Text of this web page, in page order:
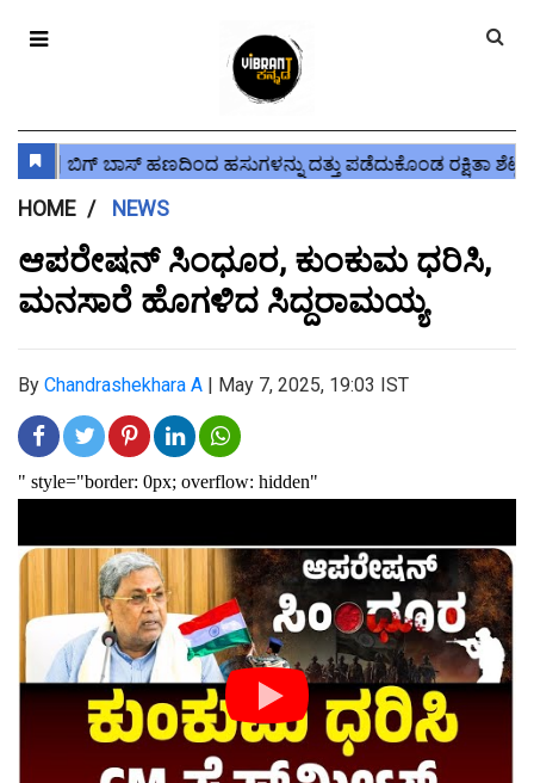
HOME NEWS
ಆಪರೇಷನ್‌ ಸಿಂಧೂರ, ಕುಂಕುಮ ಧರಿಸಿ,
ಮನಸಾರೆ ಹೊಗಳಿದ ಸಿದ್ದರಾಮಯ್ಯ
By Chandrashekhara A | May 7, 2025, 19:03 IST